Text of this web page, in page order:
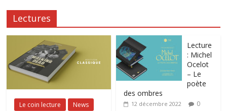
Lectures
Le coin lecture News
Lecture
: Michel
Ocelot
– Le
poète
des ombres
12 décembre 2022 0